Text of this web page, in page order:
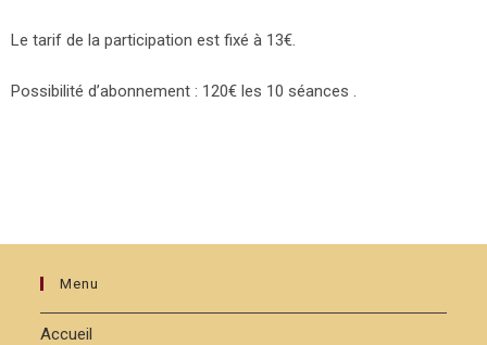
Le tarif de la participation est fixé à 13€.
Possibilité d’abonnement : 120€ les 10 séances .
Menu
Accueil